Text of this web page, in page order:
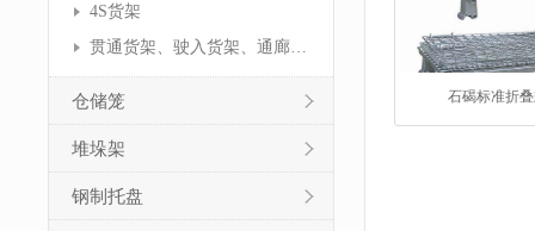
4S货架
贯通货架、驶入货架、通廊货架
仓储笼
堆垛架
钢制托盘
石碣标准折